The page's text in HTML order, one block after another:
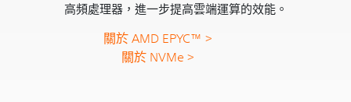
高頻處理器，進一步提高雲端運算的效能。
關於 AMD EPYC™ >
關於 NVMe >